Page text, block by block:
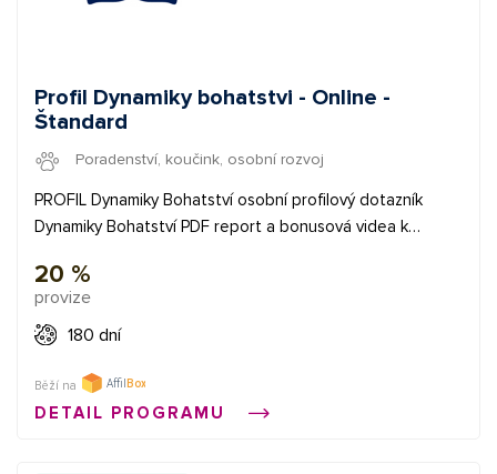
Profil Dynamiky bohatstvi - Online -
Štandard
Poradenství, koučink, osobní rozvoj
PROFIL Dynamiky Bohatství osobní profilový dotazník
Dynamiky Bohatství PDF report a bonusová videa k
provize: 20 % z dané objednávky
20 %
provize
180 dní
Běží na
DETAIL PROGRAMU